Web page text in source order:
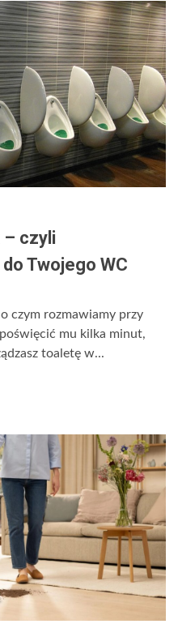
– czyli
Twojego WC
czym rozmawiamy przy
mu kilka minut,
toaletę w...